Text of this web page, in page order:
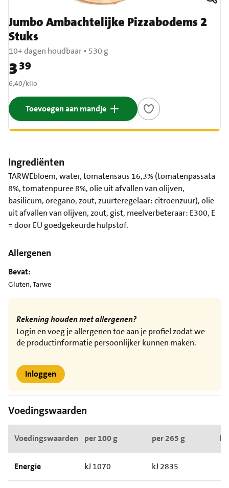
Jumbo Ambachtelijke Pizzabodems 2
Stuks
10+ dagen houdbaar• 530 g
Prijs: € 3,39
339
€ 6,40 per kilo
6,40/kilo
Toevoegen aan mandje
Ingrediënten
TARWEbloem, water, tomatensaus 16,3% (tomatenpassata
8%, tomatenpuree 8%, olie uit afvallen van olijven,
basilicum, oregano, zout, zuurteregelaar: citroenzuur), olie
uit afvallen van olijven, zout, gist, meelverbeteraar: E300, E
= door EU goedgekeurde hulpstof.
Allergenen
Bevat:
Gluten, Tarwe
Rekening houden met allergenen?
Login en voeg je allergenen toe aan je profiel zodat we
de productinformatie persoonlijker kunnen maken.
Inloggen
Voedingswaarden
Voedingswaarden per 100 g per 265 g RI*
Energie kJ 1070 kJ 2835